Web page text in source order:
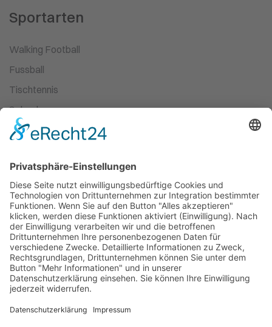
Sportarten
Walking Football
Fussball
Tischtennis
Schach
Ski-Wandern
Kampfsport
Leichtathletik
Ballett
Schwimmen
Racketsport
Dart
Basketball